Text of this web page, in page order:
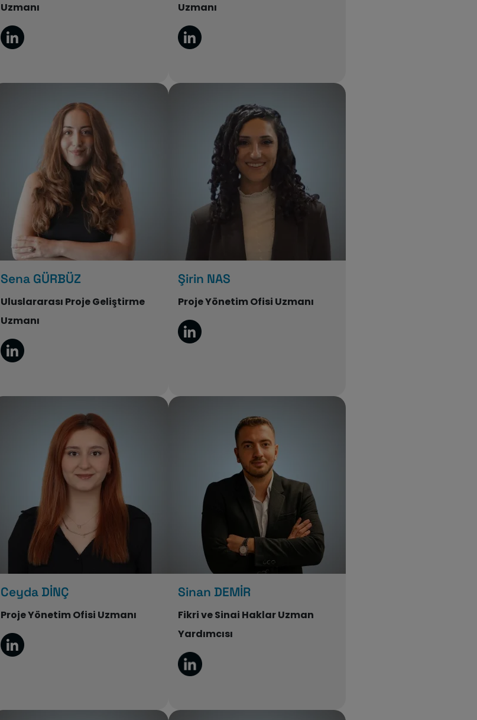
Uzmanı
Uzmanı
Sena GÜRBÜZ
Uluslararası Proje Geliştirme
Uzmanı
Şirin NAS
Proje Yönetim Ofisi Uzmanı
Ceyda DİNÇ
Proje Yönetim Ofisi Uzmanı
Sinan DEMİR
Fikri ve Sinai Haklar Uzman
Yardımcısı